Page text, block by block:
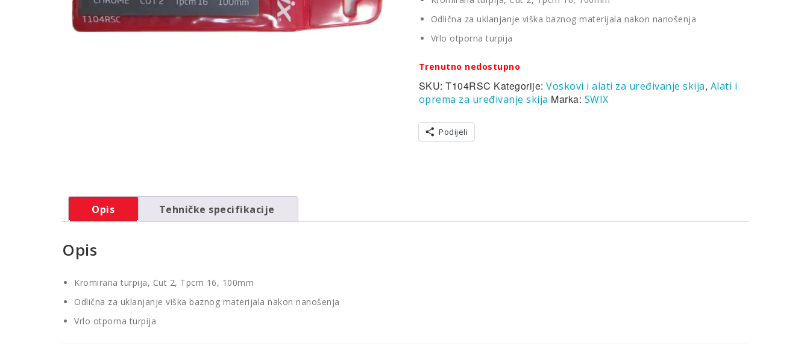
Odlična za uklanjanje viška baznog materijala nakon nanošenja
Vrlo otporna turpija
Trenutno nedostupno
SKU:T104RSC Kategorije:Voskovi i alati za uređivanje skija, Alati i
oprema za uređivanje skija Marka: SWIX
Podijeli
Opis Tehničke specifikacije
Opis
Kromirana turpija, Cut 2, Tpcm 16, 100mm
Odlična za uklanjanje viška baznog materijala nakon nanošenja
Vrlo otporna turpija